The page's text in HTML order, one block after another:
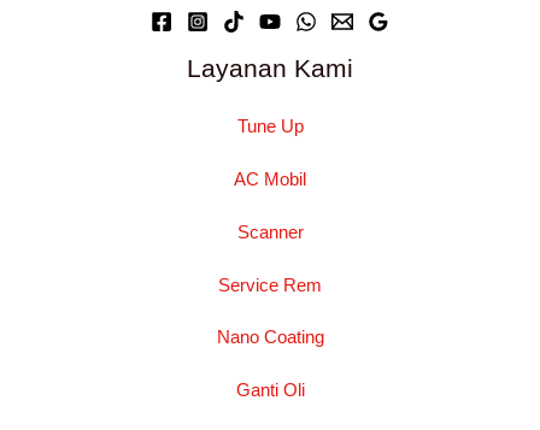
Layanan Kami
Tune Up
AC Mobil
Scanner
Service Rem
Nano Coating
Ganti Oli